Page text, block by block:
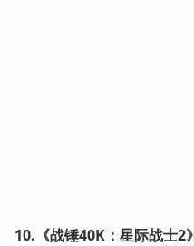
10.《战锤40K：星际战士2》